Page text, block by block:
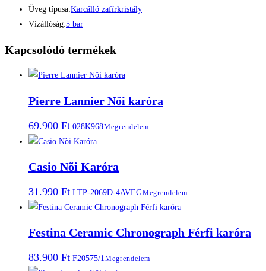
Üveg típusa:Karcálló zafírkristály
Vízállóság:5 bar
Kapcsolódó termékek
Pierre Lannier Női karóra
69.900 Ft 028K968Megrendelem
Casio Nõi Karóra
31.990 Ft LTP-2069D-4AVEGMegrendelem
Festina Ceramic Chronograph Férfi karóra
83.900 Ft F20575/1 Megrendelem